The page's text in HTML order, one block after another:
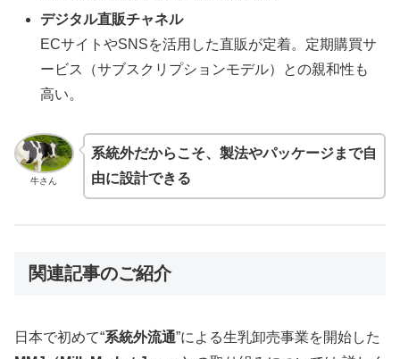
デジタル直販チャネル
ECサイトやSNSを活用した直販が定着。定期購買サ
ービス（サブスクリプションモデル）との親和性も
高い。
牛さん
系統外だからこそ、製法やパッケージまで自
由に設計できる
関連記事のご紹介
日本で初めて“系統外流通”による生乳卸売事業を開始した